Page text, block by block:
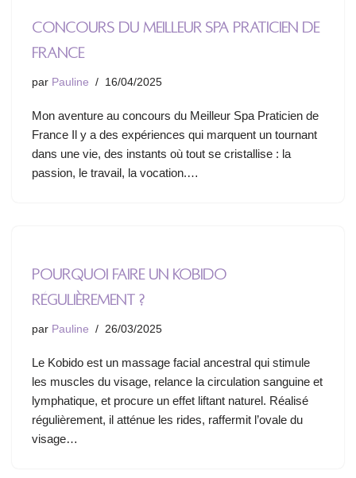
Concours du meilleur SPA Praticien de
France
par Pauline 16/04/2025
Mon aventure au concours du Meilleur Spa Praticien de
France Il y a des expériences qui marquent un tournant
dans une vie, des instants où tout se cristallise : la
passion, le travail, la vocation.…
Pourquoi faire un Kobido
régulièrement ?
par Pauline 26/03/2025
Le Kobido est un massage facial ancestral qui stimule
les muscles du visage, relance la circulation sanguine et
lymphatique, et procure un effet liftant naturel. Réalisé
régulièrement, il atténue les rides, raffermit l’ovale du
visage…